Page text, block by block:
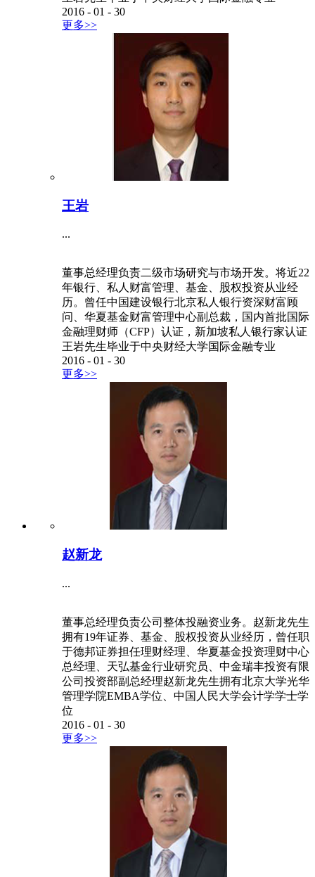
2016 - 01 - 30
更多>>
王岩
...
董事总经理负责二级市场研究与市场开发。将近22
年银行、私人财富管理、基金、股权投资从业经
历。曾任中国建设银行北京私人银行资深财富顾
问、华夏基金财富管理中心副总裁，国内首批国际
金融理财师（CFP）认证，新加坡私人银行家认证
王岩先生毕业于中央财经大学国际金融专业
2016 - 01 - 30
更多>>
赵新龙
...
董事总经理负责公司整体投融资业务。赵新龙先生
拥有19年证券、基金、股权投资从业经历，曾任职
于德邦证券担任理财经理、华夏基金投资理财中心
总经理、天弘基金行业研究员、中金瑞丰投资有限
公司投资部副总经理赵新龙先生拥有北京大学光华
管理学院EMBA学位、中国人民大学会计学学士学
位
2016 - 01 - 30
更多>>